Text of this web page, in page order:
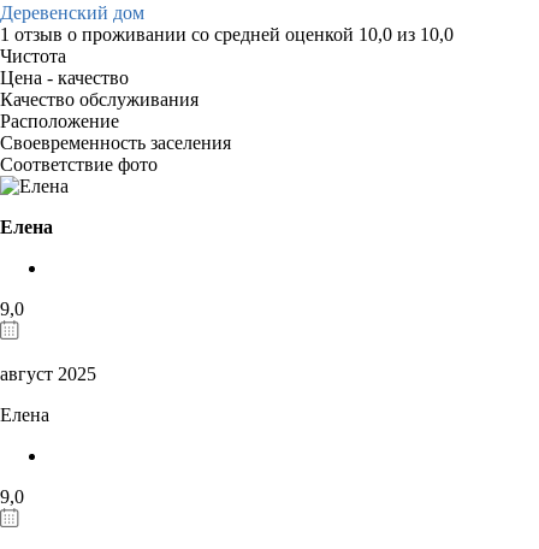
Деревенский дом
1 отзыв о проживании со средней оценкой 10,0 из 10,0
Чистота
Цена - качество
Качество обслуживания
Расположение
Своевременность заселения
Соответствие фото
Елена
9,0
август 2025
Елена
9,0